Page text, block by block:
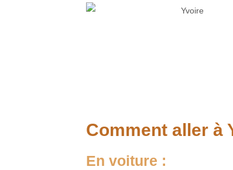
Comment aller à
En voiture :